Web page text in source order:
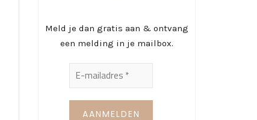
Meld je dan gratis aan & ontvang
een melding in je mailbox.